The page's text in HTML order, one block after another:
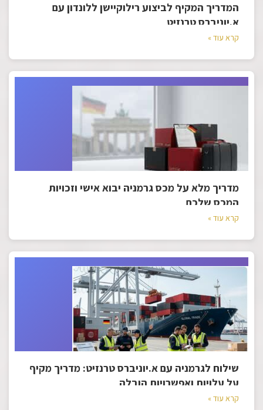
המדריך המקיף לביצוע רילוקיישן ללונדון עם
א.יוניברס טרנזיט
קרא עוד »
מדריך מלא על מכס גרמניה יבוא אישי וזכויות
המכס שלכם
קרא עוד »
שילוח לגרמניה עם א.יוניברס טרנזיט: מדריך מקיף
על עלויות ואפשרויות הובלה
קרא עוד »